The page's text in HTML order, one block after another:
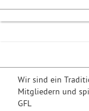
Wir sind ein
Mitgliedern und
GFL